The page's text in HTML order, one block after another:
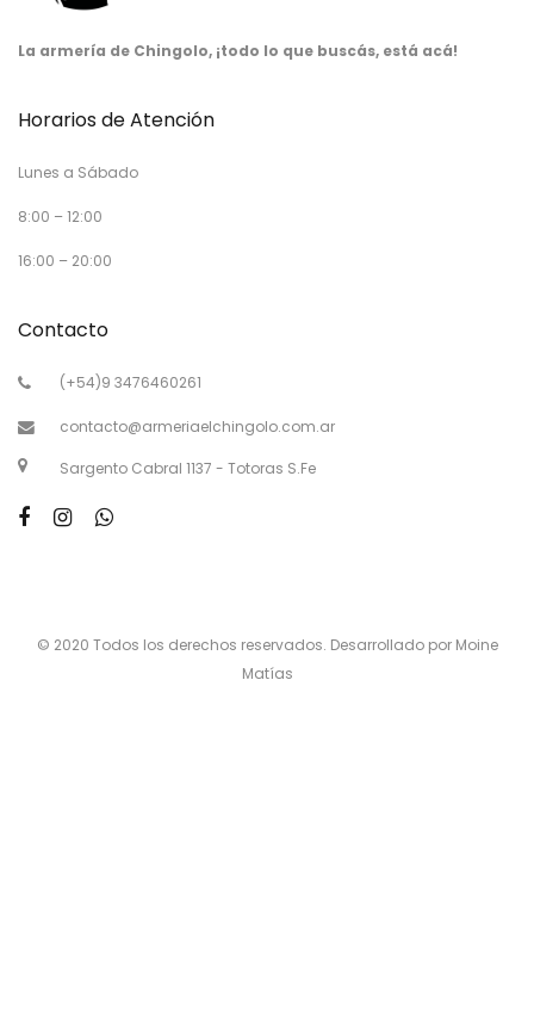
La armería de Chingolo, ¡todo lo que buscás, está acá!
Horarios de Atención
Lunes a Sábado
8:00 – 12:00
16:00 – 20:00
Contacto
(+54)9 3476460261
contacto@armeriaelchingolo.com.ar
Sargento Cabral 1137 - Totoras S.Fe
© 2020 Todos los derechos reservados. Desarrollado por Moine
Matías